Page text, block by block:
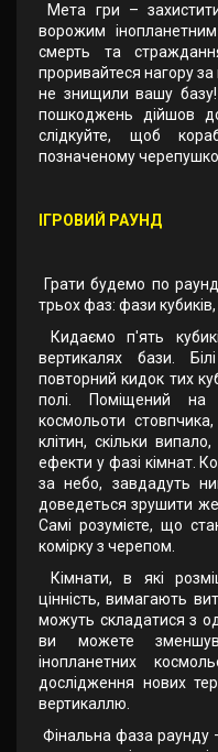
Мета гри –
ворожим
смерть та
проривайтеся нагору
не знищили вашу
пошкоджень дійшов до
слідкуйте, щоб
позначеному
ІГРОВИЙ РАУНД
Грати будемо по
трьох фаз: фази кубиків,
Кидаємо п'ять
вертикалях бази.
повторний кидок тих
полі. Поміщений на
космольоти
клітин, скільки
ефекти у фазі кімнат.
за небо, завдадуть
доведеться зрушити
Самі розумієте, що
комірку з черепом.
Кімнати, в які
цінність, вимагають
можуть складатися з
ви можете
інопланетних
дослідження нових
вертикаллю.
Фінальна фаза раунду